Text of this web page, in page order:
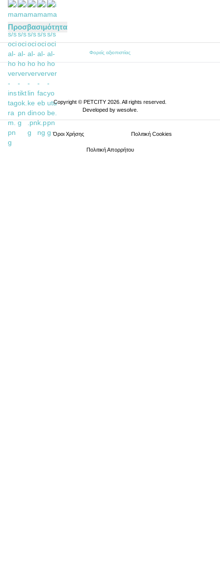
Προσβασιμότητα
Φορείς αξιοπιστίας
Copyright © PETCITY 2026. All rights reserved.
Developed by wesolve.
Όροι Xρήσης Πολιτική Cookies
Πολιτική Απορρήτου